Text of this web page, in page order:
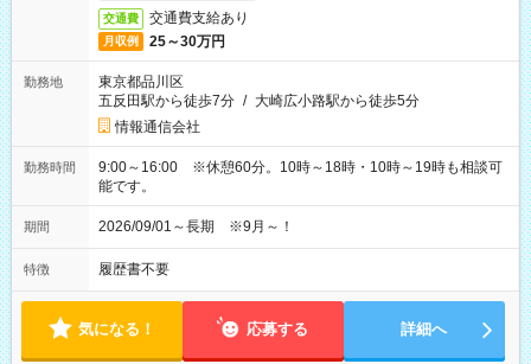
交通費 交通費支給あり
月収例 25～30万円
勤務地
東京都品川区
五反田駅から徒歩7分 / 大崎広小路駅から徒歩5分
情報通信会社
勤務時間
9:00～16:00 ※休憩60分。10時～18時・10時～19時も相談可
能です。
期間 2026/09/01～長期 ※9月～！
特徴 履歴書不要
気になる！ 応募する 詳細へ